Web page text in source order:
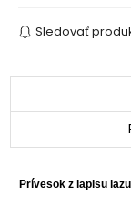
Sledovať
Prívesok z lapisu